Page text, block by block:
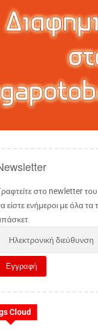
στο newletter
είστε ενήμεροι με όλα τα
Cloud